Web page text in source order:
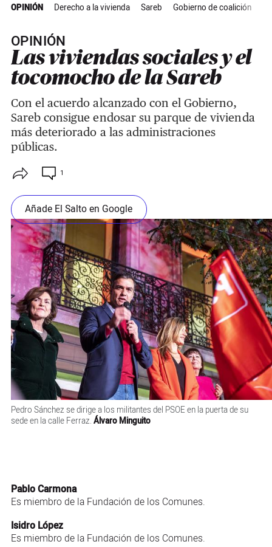
OPINIÓN Derecho a la vivienda Sareb Gobierno de coalición
OPINIÓN
Las viviendas sociales y el
tocomocho de la Sareb
Con el acuerdo alcanzado con el Gobierno,
Sareb consigue endosar su parque de vivienda
más deteriorado a las administraciones
públicas.
1
Añade El Salto en Google
Pedro Sánchez se dirige a los militantes del PSOE en la puerta de su
sede en la calle Ferraz. Álvaro Minguito
Pablo Carmona
Es miembro de la Fundación de los Comunes.
Isidro López
Es miembro de la Fundación de los Comunes.